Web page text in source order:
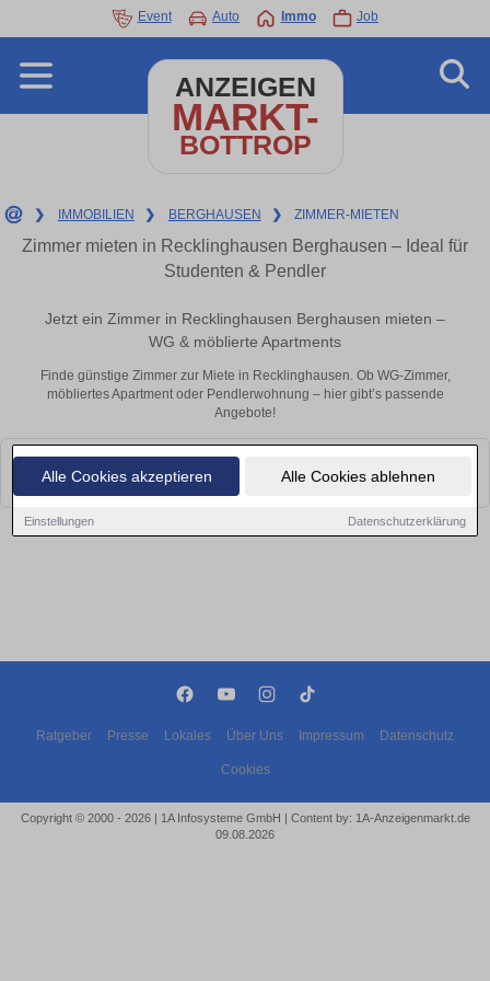
Alle Cookies akzeptieren Alle Cookies ablehnen
Einstellungen Datenschutzerklärung
Event Auto Immo Job
ANZEIGEN
MARKT-
BOTTROP
❯ IMMOBILIEN ❯ BERGHAUSEN ❯ ZIMMER-MIETEN
Zimmer mieten in Recklinghausen Berghausen – Ideal für
Studenten & Pendler
Jetzt ein Zimmer in Recklinghausen Berghausen mieten –
WG & möblierte Apartments
Finde günstige Zimmer zur Miete in Recklinghausen. Ob WG-Zimmer,
möbliertes Apartment oder Pendlerwohnung – hier gibt’s passende
Angebote!
Leider konnten wir derzeit keine passenden Objekte finden. Schauen Sie
bald wieder vorbei!
Ratgeber Presse Lokales Über Uns Impressum Datenschutz
Cookies
Copyright © 2000 - 2026 | 1A Infosysteme GmbH | Content by: 1A-Anzeigenmarkt.de
09.08.2026